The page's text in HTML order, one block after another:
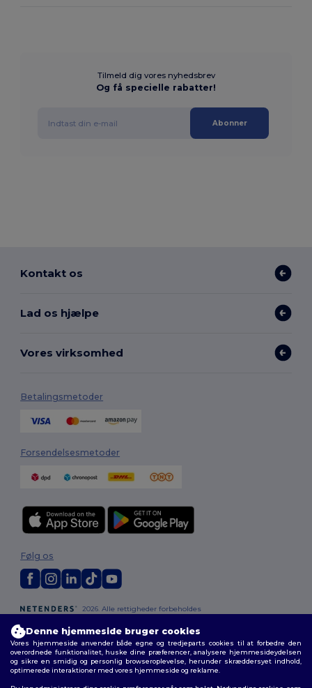
Tilmeld dig vores nyhedsbrev
Og få specielle rabatter!
Abonner
Kontakt os
Lad os hjælpe
Vores virksomhed
Betalingsmetoder
Forsendelsesmetoder
2026. Alle rettigheder forbeholdes
cookies|Sitemap
Følg os
Denne hjemmeside bruger cookies
Vores hjemmeside anvender både egne og tredjeparts cookies til at forbedre den
overordnede funktionalitet, huske dine præferencer, analysere hjemmesideydelsen
og sikre en smidig og personlig browseroplevelse, herunder skræddersyet indhold,
optimerede interaktioner med vores hjemmeside og reklame.